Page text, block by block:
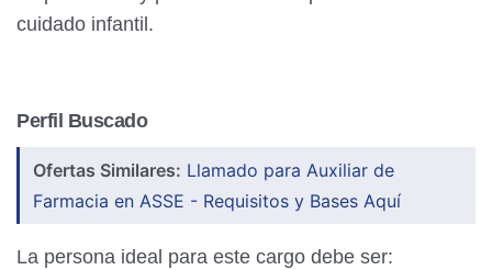
cuidado infantil.
Perfil Buscado
Ofertas Similares: Llamado para Auxiliar de
Farmacia en ASSE - Requisitos y Bases Aquí
La persona ideal para este cargo debe ser: